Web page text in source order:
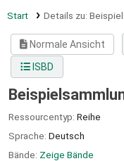
Start Details zu:
Normale Ansicht
ISBD
Ressourcentyp: Reihe
Sprache: Deutsch
Bände: Zeige Bände